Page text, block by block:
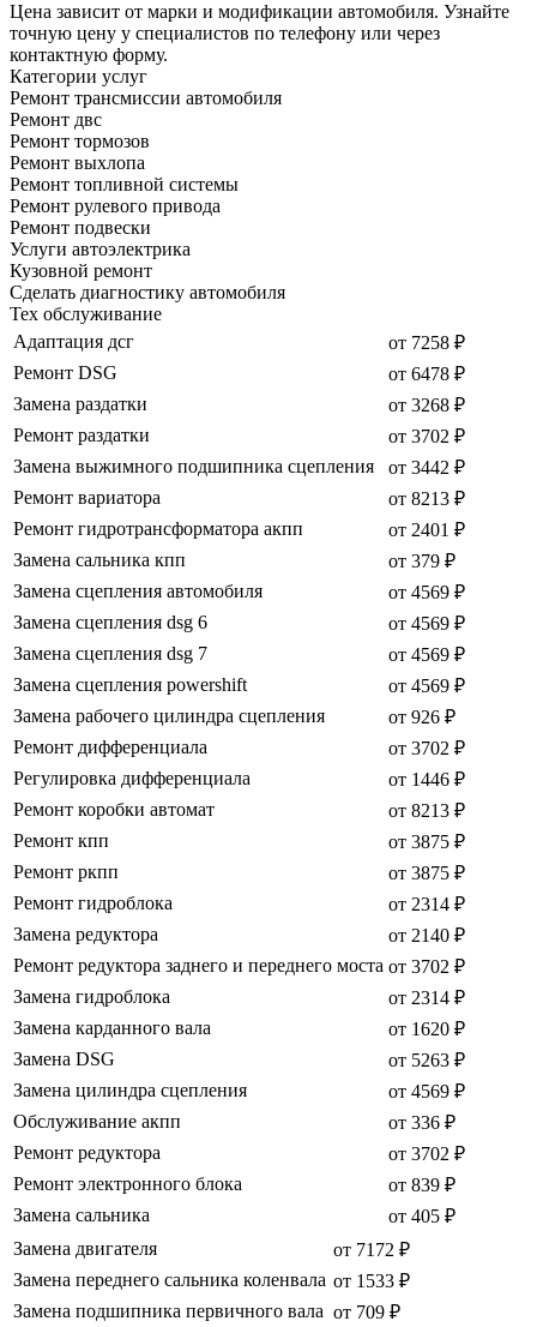
Цена зависит от марки и модификации автомобиля. Узнайте
точную цену у специалистов по телефону или через
контактную форму.
Категории услуг
Ремонт трансмиссии автомобиля
Ремонт двс
Ремонт тормозов
Ремонт выхлопа
Ремонт топливной системы
Ремонт рулевого привода
Ремонт подвески
Услуги автоэлектрика
Кузовной ремонт
Сделать диагностику автомобиля
Тех обслуживание
Адаптация дсг
от 7258 ₽
Ремонт DSG
от 6478 ₽
Замена раздатки
от 3268 ₽
Ремонт раздатки
от 3702 ₽
Замена выжимного подшипника сцепления
от 3442 ₽
Ремонт вариатора
от 8213 ₽
Ремонт гидротрансформатора акпп
от 2401 ₽
Замена сальника кпп
от 379 ₽
Замена сцепления автомобиля
от 4569 ₽
Замена сцепления dsg 6
от 4569 ₽
Замена сцепления dsg 7
от 4569 ₽
Замена сцепления powershift
от 4569 ₽
Замена рабочего цилиндра сцепления
от 926 ₽
Ремонт дифференциала
от 3702 ₽
Регулировка дифференциала
от 1446 ₽
Ремонт коробки автомат
от 8213 ₽
Ремонт кпп
от 3875 ₽
Ремонт ркпп
от 3875 ₽
Ремонт гидроблока
от 2314 ₽
Замена редуктора
от 2140 ₽
Ремонт редуктора заднего и переднего моста от 3702 ₽
Замена гидроблока
от 2314 ₽
Замена карданного вала
от 1620 ₽
Замена DSG
от 5263 ₽
Замена цилиндра сцепления
от 4569 ₽
Обслуживание акпп
от 336 ₽
Ремонт редуктора
от 3702 ₽
Ремонт электронного блока
от 839 ₽
Замена сальника
от 405 ₽
Замена двигателя
от 7172 ₽
Замена переднего сальника коленвала от 1533 ₽
Замена подшипника первичного вала от 709 ₽